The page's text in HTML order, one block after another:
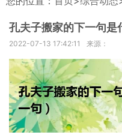
孔夫子搬家的下一句是
2022-07-13 17:42:11 来源：